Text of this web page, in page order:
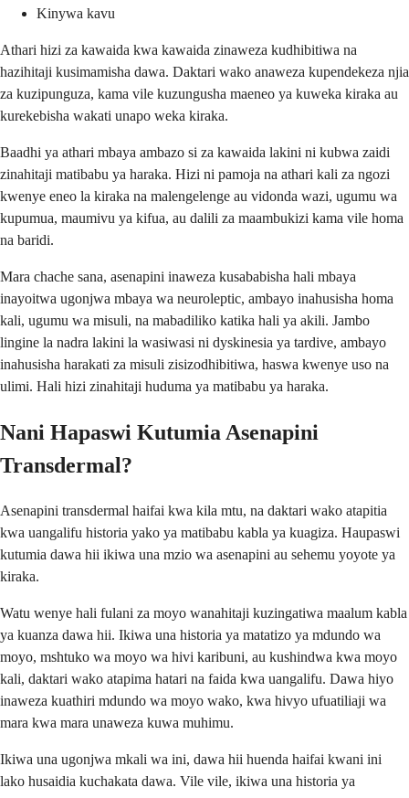
Kinywa kavu
Athari hizi za kawaida kwa kawaida zinaweza kudhibitiwa na
hazihitaji kusimamisha dawa. Daktari wako anaweza kupendekeza njia
za kuzipunguza, kama vile kuzungusha maeneo ya kuweka kiraka au
kurekebisha wakati unapo weka kiraka.
Baadhi ya athari mbaya ambazo si za kawaida lakini ni kubwa zaidi
zinahitaji matibabu ya haraka. Hizi ni pamoja na athari kali za ngozi
kwenye eneo la kiraka na malengelenge au vidonda wazi, ugumu wa
kupumua, maumivu ya kifua, au dalili za maambukizi kama vile homa
na baridi.
Mara chache sana, asenapini inaweza kusababisha hali mbaya
inayoitwa ugonjwa mbaya wa neuroleptic, ambayo inahusisha homa
kali, ugumu wa misuli, na mabadiliko katika hali ya akili. Jambo
lingine la nadra lakini la wasiwasi ni dyskinesia ya tardive, ambayo
inahusisha harakati za misuli zisizodhibitiwa, haswa kwenye uso na
ulimi. Hali hizi zinahitaji huduma ya matibabu ya haraka.
Nani Hapaswi Kutumia Asenapini
Transdermal?
Asenapini transdermal haifai kwa kila mtu, na daktari wako atapitia
kwa uangalifu historia yako ya matibabu kabla ya kuagiza. Haupaswi
kutumia dawa hii ikiwa una mzio wa asenapini au sehemu yoyote ya
kiraka.
Watu wenye hali fulani za moyo wanahitaji kuzingatiwa maalum kabla
ya kuanza dawa hii. Ikiwa una historia ya matatizo ya mdundo wa
moyo, mshtuko wa moyo wa hivi karibuni, au kushindwa kwa moyo
kali, daktari wako atapima hatari na faida kwa uangalifu. Dawa hiyo
inaweza kuathiri mdundo wa moyo wako, kwa hivyo ufuatiliaji wa
mara kwa mara unaweza kuwa muhimu.
Ikiwa una ugonjwa mkali wa ini, dawa hii huenda haifai kwani ini
lako husaidia kuchakata dawa. Vile vile, ikiwa una historia ya